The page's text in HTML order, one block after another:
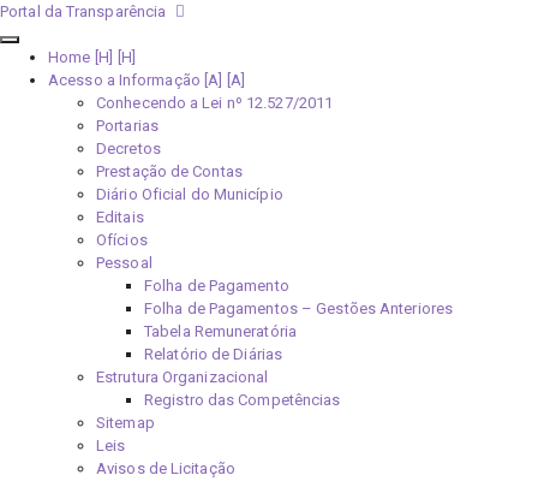
Portal da Transparência
Home [H]
Acesso a Informação [A]
Conhecendo a Lei nº 12.527/2011
Portarias
Decretos
Prestação de Contas
Diário Oficial do Município
Editais
Ofícios
Pessoal
Folha de Pagamento
Folha de Pagamentos – Gestões Anteriores
Tabela Remuneratória
Relatório de Diárias
Estrutura Organizacional
Registro das Competências
Sitemap
Leis
Avisos de Licitação